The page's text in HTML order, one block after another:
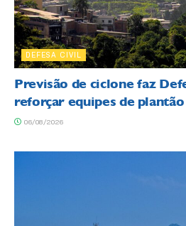
DEFESA CIVIL
Previsão de ciclone faz
reforçar equipes de plantão
06/08/2026